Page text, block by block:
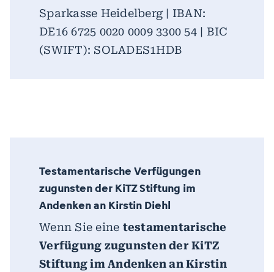
Sparkasse Heidelberg | IBAN:
DE16 6725 0020 0009 3300 54 | BIC
(SWIFT): SOLADES1HDB
Testamentarische Verfügungen
zugunsten der KiTZ Stiftung im
Andenken an Kirstin Diehl
Wenn Sie eine testamentarische
Verfügung zugunsten der KiTZ
Stiftung im Andenken an Kirstin